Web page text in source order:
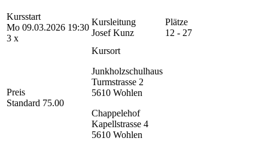
Kursstart
Mo 09.03.2026 19:30
3 x
Kursleitung
Josef Kunz
Plätze
12 - 27
Preis
Standard 75.00
Kursort
Junkholzschulhaus
Turmstrasse 2
5610 Wohlen
Chappelehof
Kapellstrasse 4
5610 Wohlen